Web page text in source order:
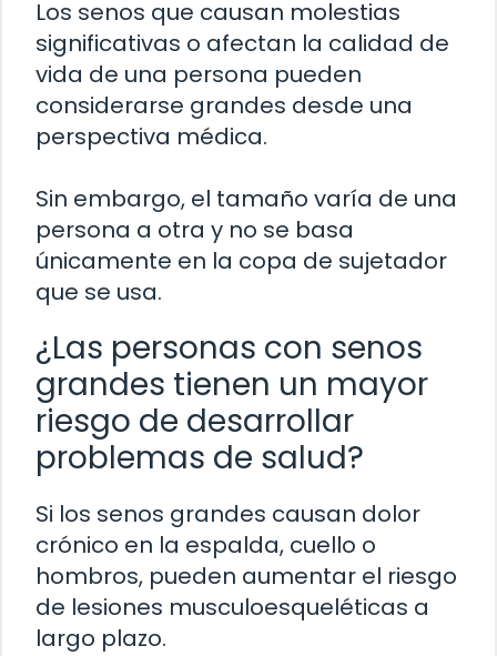
Los senos que causan molestias
significativas o afectan la calidad de
vida de una persona pueden
considerarse grandes desde una
perspectiva médica.
Sin embargo, el tamaño varía de una
persona a otra y no se basa
únicamente en la copa de sujetador
que se usa.
¿Las personas con senos
grandes tienen un mayor
riesgo de desarrollar
problemas de salud?
Si los senos grandes causan dolor
crónico en la espalda, cuello o
hombros, pueden aumentar el riesgo
de lesiones musculoesqueléticas a
largo plazo.